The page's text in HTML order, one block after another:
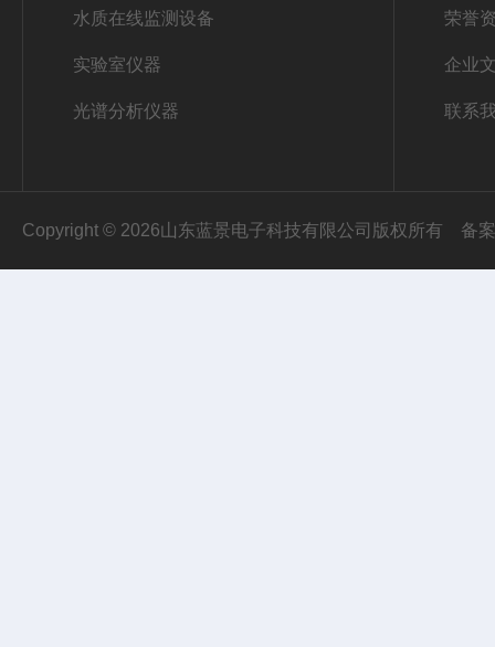
水质在线监测设备
实验室仪器
光谱分析仪器
荣誉
企业
联系
Copyright © 2026山东蓝景电子科技有限公司版权所有 备